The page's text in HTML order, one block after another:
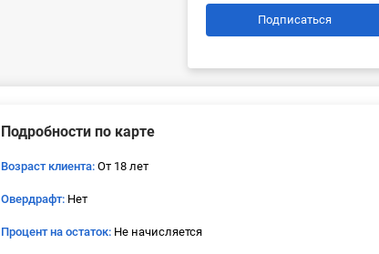
Подписаться
Подробности по карте
Возраст клиента: От 18 лет
Овердрафт: Нет
Процент на остаток: Не начисляется